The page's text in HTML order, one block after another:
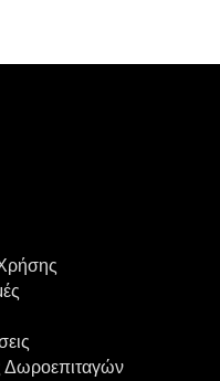
Δωροεπιταγών